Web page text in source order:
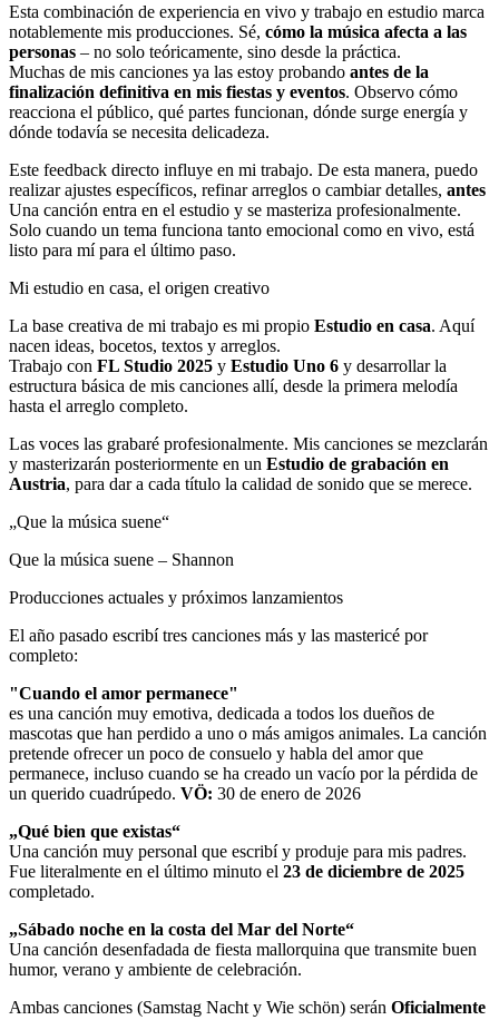
Esta combinación de experiencia en vivo y trabajo en estudio marca
notablemente mis producciones. Sé, cómo la música afecta a las
personas – no solo teóricamente, sino desde la práctica.
Muchas de mis canciones ya las estoy probando antes de la
finalización definitiva en mis fiestas y eventos. Observo cómo
reacciona el público, qué partes funcionan, dónde surge energía y
dónde todavía se necesita delicadeza.
Este feedback directo influye en mi trabajo. De esta manera, puedo
realizar ajustes específicos, refinar arreglos o cambiar detalles, antes
Una canción entra en el estudio y se masteriza profesionalmente.
Solo cuando un tema funciona tanto emocional como en vivo, está
listo para mí para el último paso.
Mi estudio en casa, el origen creativo
La base creativa de mi trabajo es mi propio Estudio en casa. Aquí
nacen ideas, bocetos, textos y arreglos.
Trabajo con FL Studio 2025 y Estudio Uno 6 y desarrollar la
estructura básica de mis canciones allí, desde la primera melodía
hasta el arreglo completo.
Las voces las grabaré profesionalmente. Mis canciones se mezclarán
y masterizarán posteriormente en un Estudio de grabación en
Austria, para dar a cada título la calidad de sonido que se merece.
„Que la música suene“
Que la música suene – Shannon
Producciones actuales y próximos lanzamientos
El año pasado escribí tres canciones más y las mastericé por
completo:
"Cuando el amor permanece"
es una canción muy emotiva, dedicada a todos los dueños de
mascotas que han perdido a uno o más amigos animales. La canción
pretende ofrecer un poco de consuelo y habla del amor que
permanece, incluso cuando se ha creado un vacío por la pérdida de
un querido cuadrúpedo. VÖ: 30 de enero de 2026
„Qué bien que existas“
Una canción muy personal que escribí y produje para mis padres.
Fue literalmente en el último minuto el 23 de diciembre de 2025
completado.
„Sábado noche en la costa del Mar del Norte“
Una canción desenfadada de fiesta mallorquina que transmite buen
humor, verano y ambiente de celebración.
Ambas canciones (Samstag Nacht y Wie schön) serán Oficialmente